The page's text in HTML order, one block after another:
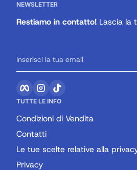
NEWSLETTER
Restiamo in contatto! Lascia la
Inserisci la tua email
FacebookInstagram
TUTTE LE INFO
Condizioni di Vendita
Contatti
Le tue scelte relative alla
Privacy